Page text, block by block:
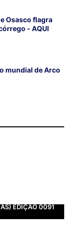
Osasco flagra
- AQUI
mundial de Arco
EDIÇÃO 0091